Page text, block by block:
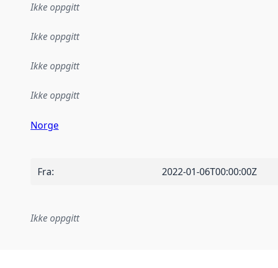
Ikke oppgitt
Ikke oppgitt
Ikke oppgitt
Ikke oppgitt
Norge
Fra: 2022-01-06T00:00:00Z
eller annen spesifikasjon, som ligger
Ikke oppgitt